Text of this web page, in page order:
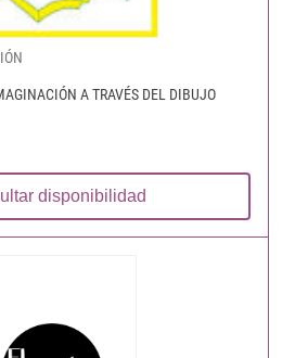
A TRAVÉS DEL DIBUJO
disponibilidad